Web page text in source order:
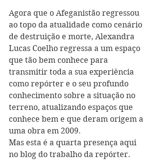
Agora que o Afeganistão regressou
ao topo da atualidade como cenário
de destruição e morte, Alexandra
Lucas Coelho regressa a um espaço
que tão bem conhece para
transmitir toda a sua experiência
como repórter e o seu profundo
conhecimento sobre a situação no
terreno, atualizando espaços que
conhece bem e que deram origem a
uma obra em 2009.
Mas esta é a quarta presença aqui
no blog do trabalho da repórter.